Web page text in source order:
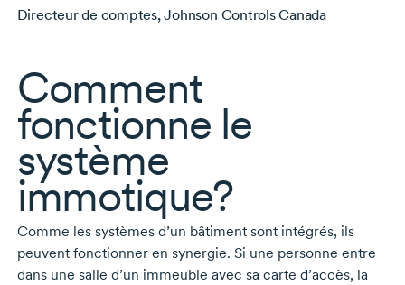
Directeur de comptes, Johnson Controls Canada
Comment
fonctionne le
système
immotique?
Comme les systèmes d’un bâtiment sont intégrés, ils
peuvent fonctionner en synergie. Si une personne entre
dans une salle d’un immeuble avec sa carte d’accès, la